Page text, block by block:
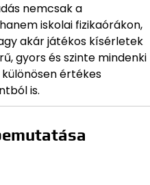
nemcsak a
iskolai fizikaórákon,
akár játékos kísérletek
gyors és szinte mindenki
értékes
is.